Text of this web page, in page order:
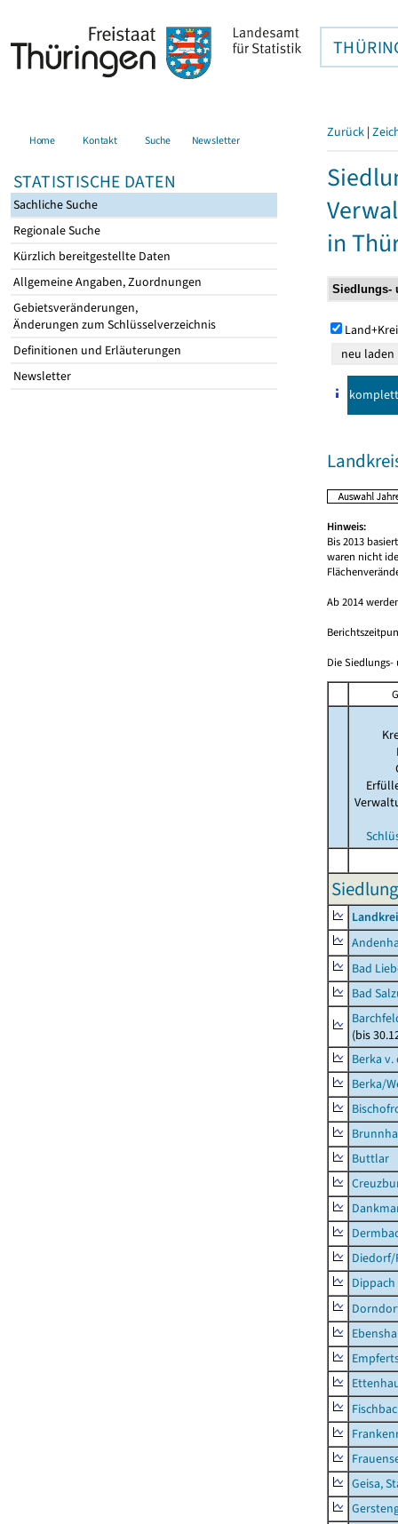
Home Kontakt Suche Newsletter
STATISTISCHE DATEN
Sachliche Suche
Regionale Suche
Kürzlich bereitgestellte Daten
Allgemeine Angaben, Zuordnungen
Gebietsveränderungen,
Änderungen zum Schlüsselverzeichnis
Definitionen und Erläuterungen
Newsletter
Zurück |
in
komplett
Hinweis:
Bis 2013
waren nicht
Ab 2014
Die
Bad
Bad
(bis
Berka v.
Berka/
Buttlar
Dippach
Geisa,